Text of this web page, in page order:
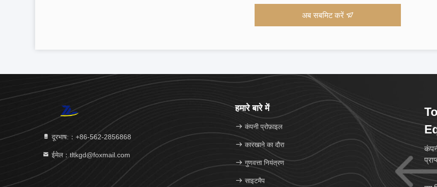
अब सबमिट करें
दूरभाष:：+86-562-2856868
ईमेल：tltkgd@foxmail.com
हमारे बारे में
कंपनी प्रोफ़ाइल
कारखाने का दौरा
गुणवत्ता नियंत्रण
साइटमैप